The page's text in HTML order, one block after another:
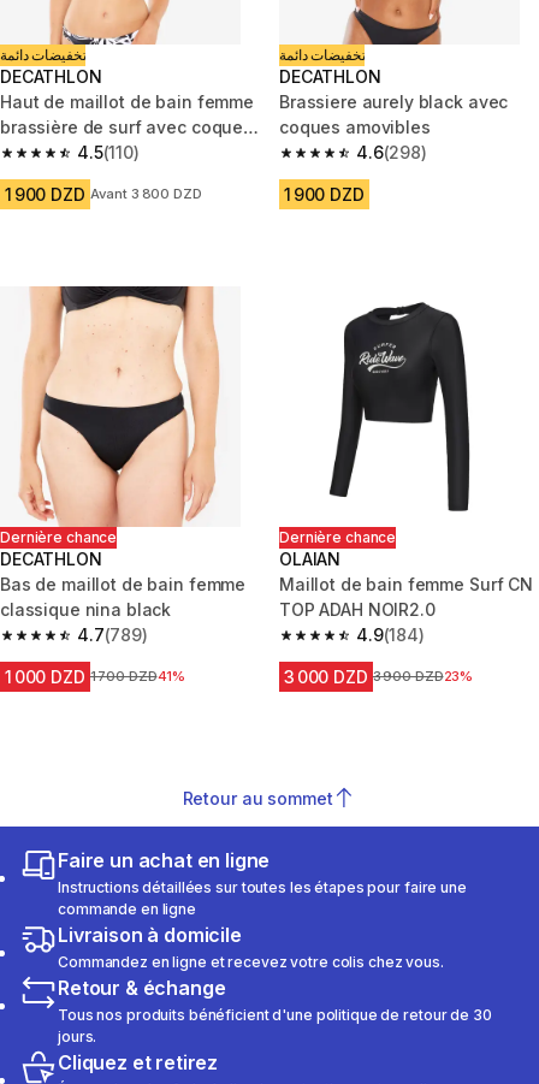
تخفيضات دائمة
DECATHLON
Haut de maillot de bain femme
brassière de surf avec coques
andrea noire
4.5
4.5 out of 5 stars from 110 reviews
(110)
1 900 DZD Avant 3 800 DZD
تخفيضات دائمة
DECATHLON
Brassiere aurely black avec
coques amovibles
4.6
4.6 out of 5 stars from 298
(298)
1 900 DZD
Dernière chance
DECATHLON
Bas de maillot de bain femme
classique nina black
4.7
4.7 out of 5 stars from 789 reviews
(789)
1 000 DZD Prix avant la réduction
1 700 DZD41%
Dernière chance
OLAIAN
Maillot de bain femme Surf CN
TOP ADAH NOIR2.0
4.9
4.9 out of 5 stars from 184
(184)
3 000 DZD Prix avant la réduction
3 900 DZD23%
Retour au sommet
Faire un achat en ligne
Instructions détaillées sur toutes les étapes pour faire une
commande en ligne
Livraison à domicile
Commandez en ligne et recevez votre colis chez vous.
Retour & échange
Tous nos produits bénéficient d'une politique de retour de 30
jours.
Cliquez et retirez